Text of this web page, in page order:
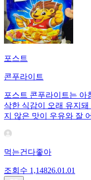
포스트
콘푸라이트
포스트 콘푸라이트는 아
삭한 식감이 오래 유지
지 않은 맛이 우유와 잘
먹는건다좋아
조회수 1,14826.01.01